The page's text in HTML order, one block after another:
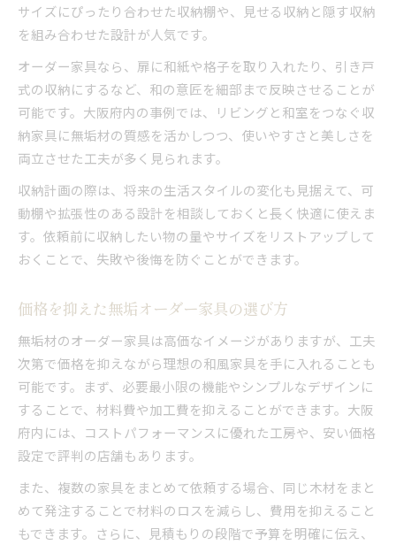
サイズにぴったり合わせた収納棚や、見せる収納と隠す収納
を組み合わせた設計が人気です。
オーダー家具なら、扉に和紙や格子を取り入れたり、引き戸
式の収納にするなど、和の意匠を細部まで反映させることが
可能です。大阪府内の事例では、リビングと和室をつなぐ収
納家具に無垢材の質感を活かしつつ、使いやすさと美しさを
両立させた工夫が多く見られます。
収納計画の際は、将来の生活スタイルの変化も見据えて、可
動棚や拡張性のある設計を相談しておくと長く快適に使えま
す。依頼前に収納したい物の量やサイズをリストアップして
おくことで、失敗や後悔を防ぐことができます。
価格を抑えた無垢オーダー家具の選び方
無垢材のオーダー家具は高価なイメージがありますが、工夫
次第で価格を抑えながら理想の和風家具を手に入れることも
可能です。まず、必要最小限の機能やシンプルなデザインに
することで、材料費や加工費を抑えることができます。大阪
府内には、コストパフォーマンスに優れた工房や、安い価格
設定で評判の店舗もあります。
また、複数の家具をまとめて依頼する場合、同じ木材をまと
めて発注することで材料のロスを減らし、費用を抑えること
もできます。さらに、見積もりの段階で予算を明確に伝え、